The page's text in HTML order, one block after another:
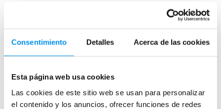
Consentimiento Detalles Acerca de las cookies
Esta página web usa cookies
Las cookies de este sitio web se usan para personalizar
el contenido y los anuncios, ofrecer funciones de redes
Mamparas de bañera
Frontales
Bañeras en esquina
Hojas o biombos de bañera
Mamparas de bañera abatibles
Mamparas de bañera correderas